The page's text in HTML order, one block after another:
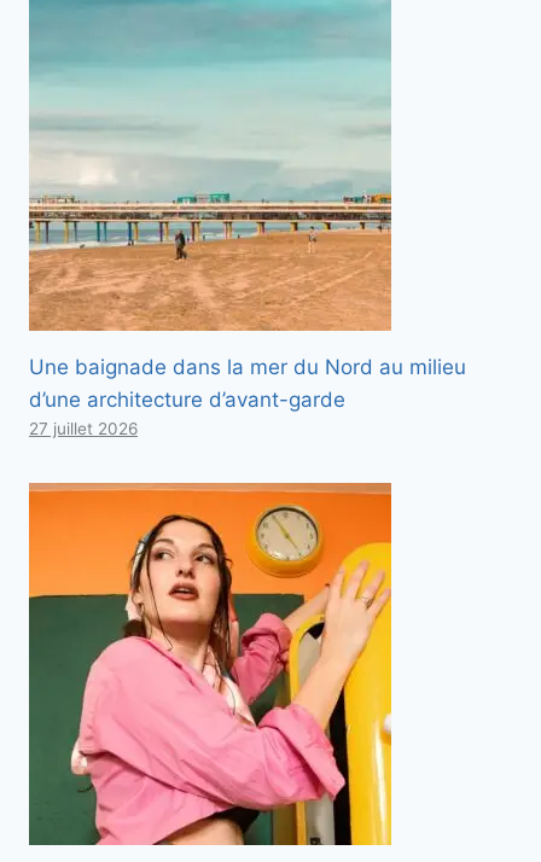
Une baignade dans la mer du Nord au milieu
d’une architecture d’avant-garde
27 juillet 2026